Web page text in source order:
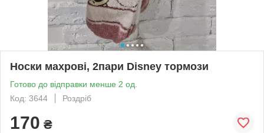
Носки махрові, 2пари Disney тормози
Готово до відправки менше 2 од.
Код: 3644
Роздріб
170 ₴